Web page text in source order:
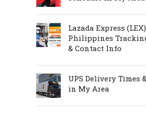
Lazada Express (LEX)
Philippines
& Contact Info
UPS Delivery Times
in My Area